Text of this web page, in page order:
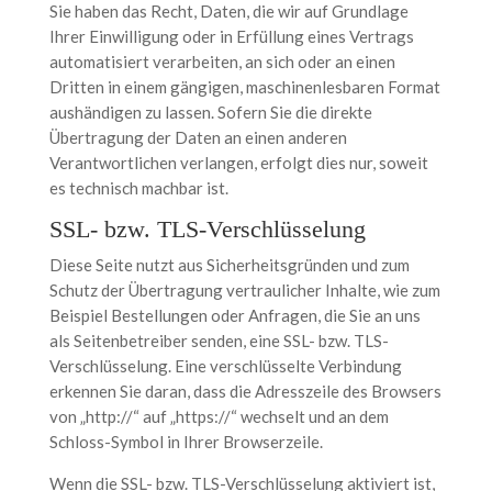
Sie haben das Recht, Daten, die wir auf Grundlage
Ihrer Einwilligung oder in Erfüllung eines Vertrags
automatisiert verarbeiten, an sich oder an einen
Dritten in einem gängigen, maschinenlesbaren Format
aushändigen zu lassen. Sofern Sie die direkte
Übertragung der Daten an einen anderen
Verantwortlichen verlangen, erfolgt dies nur, soweit
es technisch machbar ist.
SSL- bzw. TLS-Verschlüsselung
Diese Seite nutzt aus Sicherheitsgründen und zum
Schutz der Übertragung vertraulicher Inhalte, wie zum
Beispiel Bestellungen oder Anfragen, die Sie an uns
als Seitenbetreiber senden, eine SSL- bzw. TLS-
Verschlüsselung. Eine verschlüsselte Verbindung
erkennen Sie daran, dass die Adresszeile des Browsers
von „http://“ auf „https://“ wechselt und an dem
Schloss-Symbol in Ihrer Browserzeile.
Wenn die SSL- bzw. TLS-Verschlüsselung aktiviert ist,